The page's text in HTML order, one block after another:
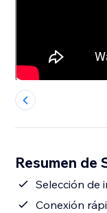
Resumen de
Selección de
Conexión